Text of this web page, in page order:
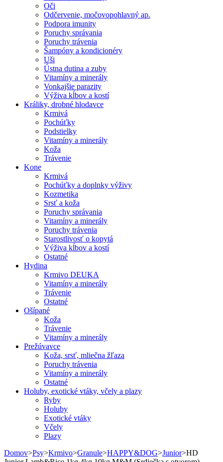
Oči
Odčervenie, močovopohlavný ap.
Podpora imunity
Poruchy správania
Poruchy trávenia
Šampóny a kondicionéry
Uši
Ústna dutina a zuby
Vitamíny a minerály
Vonkajšie parazity
Výživa kĺbov a kostí
Králiky, drobné hlodavce
Krmivá
Pochúťky
Podstielky
Vitamíny a minerály
Koža
Trávenie
Kone
Krmivá
Pochúťky a doplnky výživy
Kozmetika
Srsť a koža
Poruchy správania
Vitamíny a minerály
Poruchy trávenia
Starostlivosť o kopytá
Výživa kĺbov a kostí
Ostatné
Hydina
Krmivo DEUKA
Vitamíny a minerály
Trávenie
Ostatné
Ošípané
Koža
Trávenie
Vitamíny a minerály
Prežúvavce
Koža, srsť, mliečna žľaza
Poruchy trávenia
Vitamíny a minerály
Ostatné
Holuby, exotické vtáky, včely a plazy
Ryby
Holuby
Exotické vtáky
Včely
Plazy
Domov>Psy>Krmivo>Granule>HAPPY&DOG>Junior>HD